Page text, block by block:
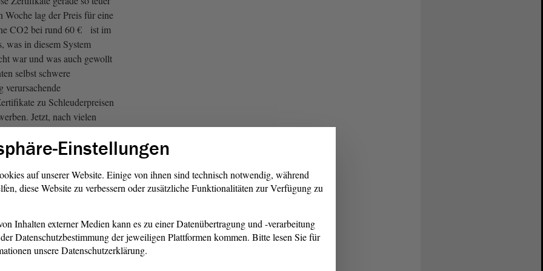
lag der Preis für eine
CO2 bei rund 60 € ist im
was in diesem System
war und was auch gewollt
selbst schwere
verursachende
zu Schleuderpreisen
Jetzt, nach vielen
derjenige belohnt, der
arbeitet und den
denn er kann
verkaufen.
ist derzeit
das wir im Klimaschutz
die Gasversorgung;
nicht die Abgabenlast,
Einstellungen
auf unserer Website. Einige von ihnen sind technisch notwendig, während
diese Website zu verbessern oder zusätzliche Funktionalitäten zur Verfügung zu
Inhalten externer Medien kann es zu einer Datenübertragung und -verarbeitung
Datenschutzbestimmung der jeweiligen Plattformen kommen. Bitte lesen Sie für
unsere Datenschutzerklärung.